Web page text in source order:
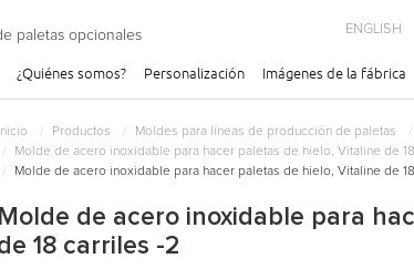
ENGLISH
paletas opcionales
¿Quiénes somos? Personalización Imágenes de la fábrica
Inicio Productos Moldes para líneas de producción de paletas
Molde de acero inoxidable para hacer paletas de hielo, Vitaline de
Molde de acero inoxidable para hacer paletas de hielo, Vitaline de
Molde de acero inoxidable para
18 carriles -2